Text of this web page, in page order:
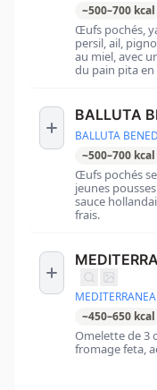
~500–700 kcal
Œufs pochés,
persil, ail,
au miel, avec
du pain pita
BALLUTA
BALLUTA
~500–700 kcal
Œufs pochés
jeunes
sauce
frais.
~450–650 kcal
Omelette de 3
fromage feta,